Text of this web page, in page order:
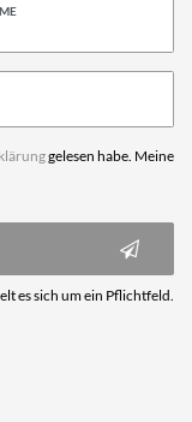
gelesen habe. Meine
es sich um ein Pflichtfeld.